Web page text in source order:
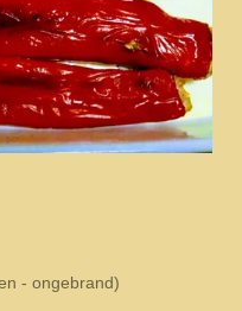
- ongebrand)